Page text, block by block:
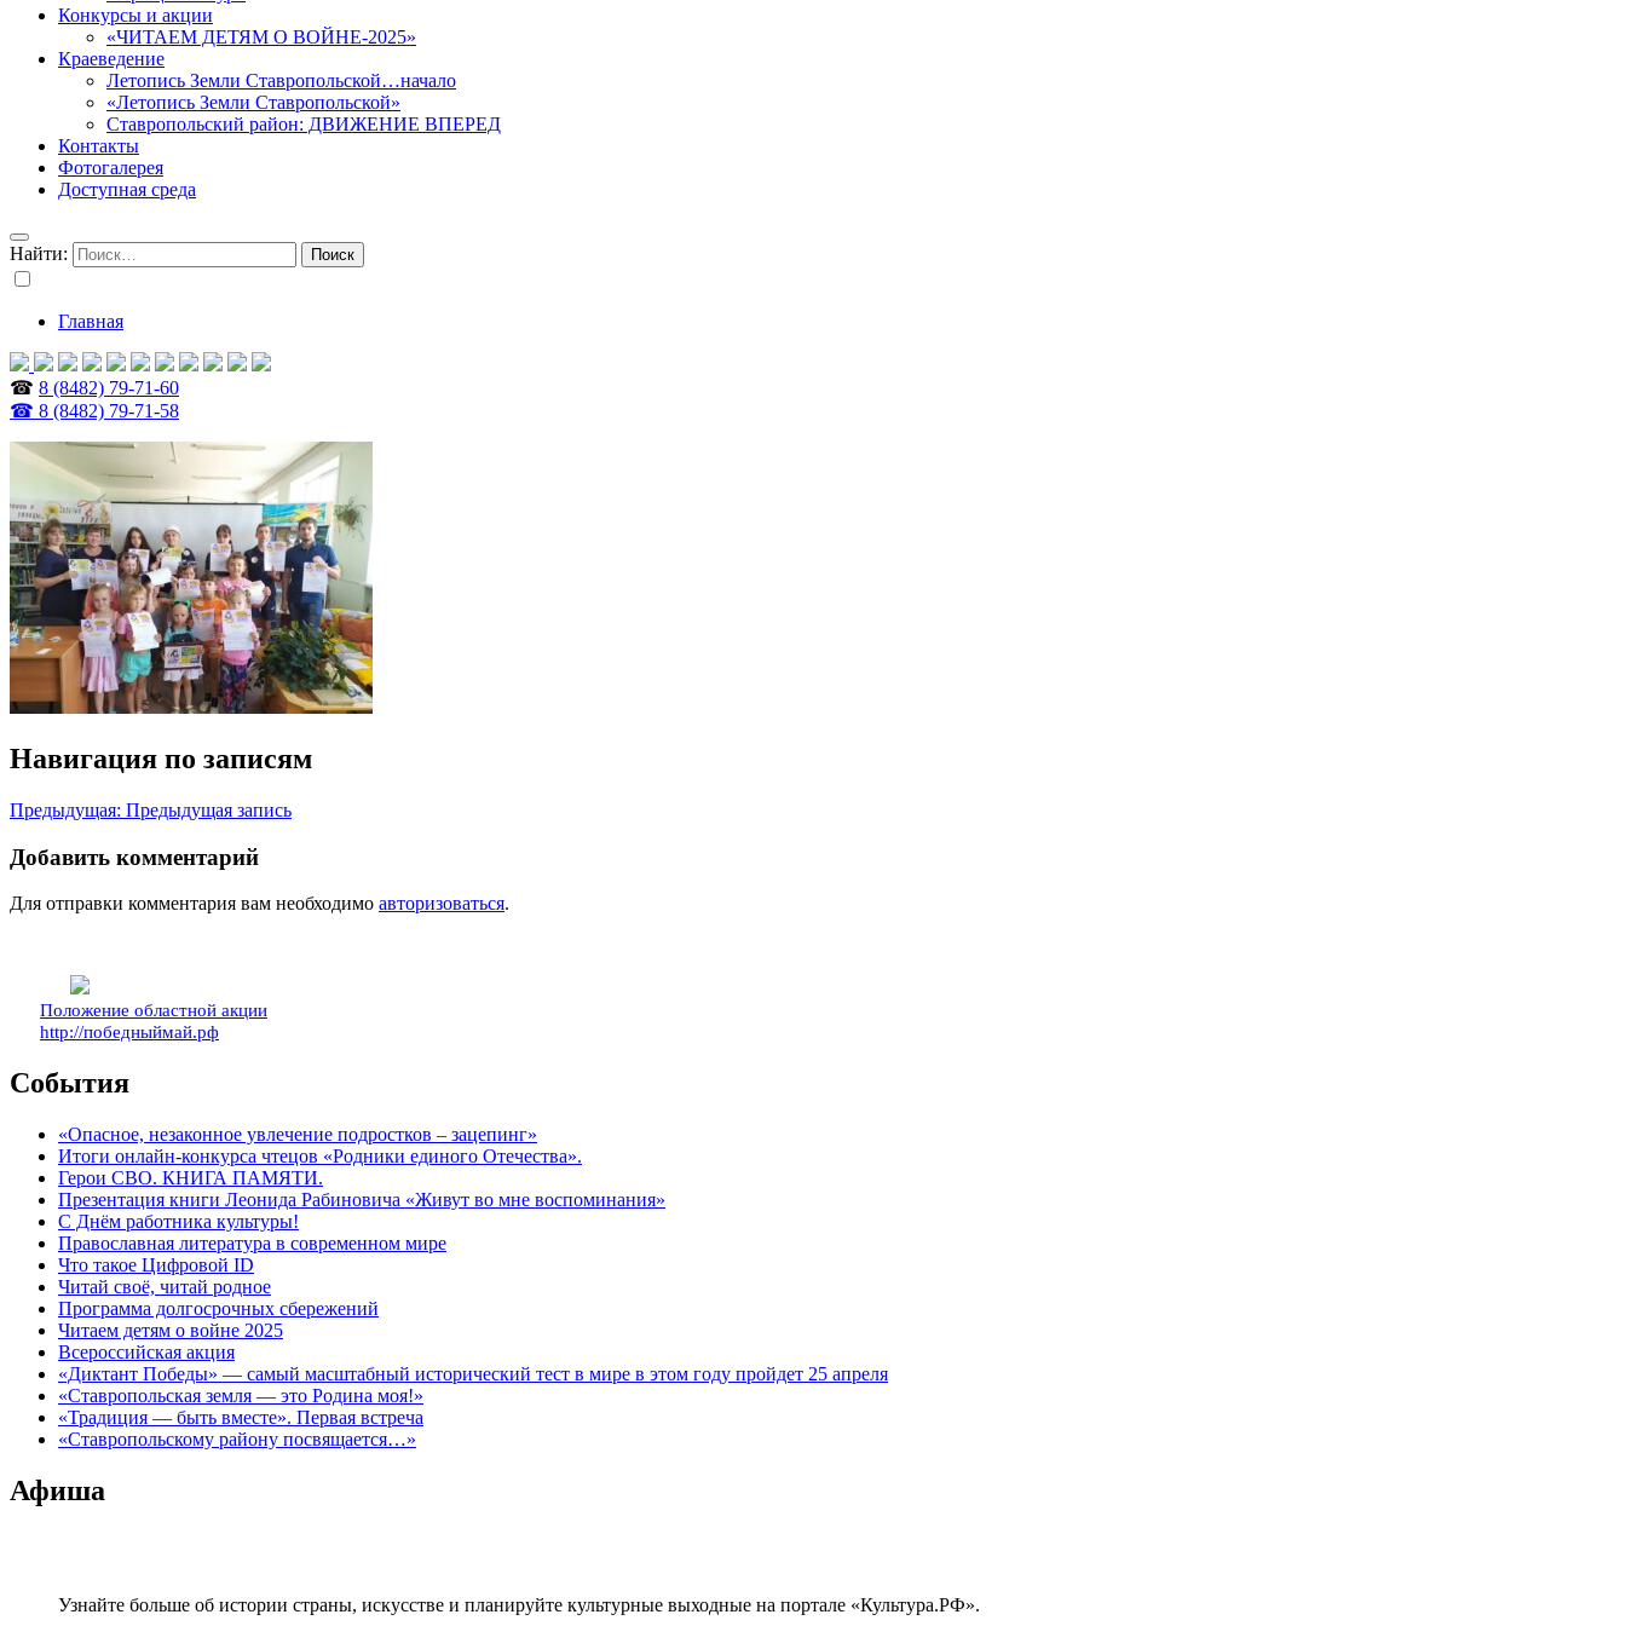
Конкурсы и акции
«ЧИТАЕМ ДЕТЯМ О ВОЙНЕ-2025»
Краеведение
Летопись Земли Ставропольской…начало
«Летопись Земли Ставропольской»
Ставропольский район: ДВИЖЕНИЕ ВПЕРЕД
Контакты
Фотогалерея
Доступная среда
Найти:
Главная
☎ 8 (8482) 79-71-60
☎ 8 (8482) 79-71-58
Навигация по записям
Предыдущая: Предыдущая запись
Добавить комментарий
Для отправки комментария вам необходимо авторизоваться.
Положение областной акции
http://победныймай.рф
События
«Опасное, незаконное увлечение подростков – зацепинг»
Итоги онлайн-конкурса чтецов «Родники единого Отечества».
Герои СВО. КНИГА ПАМЯТИ.
Презентация книги Леонида Рабиновича «Живут во мне воспоминания»
С Днём работника культуры!
Православная литература в современном мире
Что такое Цифровой ID
Читай своё, читай родное
Программа долгосрочных сбережений
Читаем детям о войне 2025
Всероссийская акция
«Диктант Победы» — самый масштабный исторический тест в мире в этом году пройдет 25 апреля
«Ставропольская земля — это Родина моя!»
«Традиция — быть вместе». Первая встреча
«Ставропольскому району посвящается…»
Афиша
Узнайте больше об истории страны, искусстве и планируйте культурные выходные на портале «Культура.РФ».